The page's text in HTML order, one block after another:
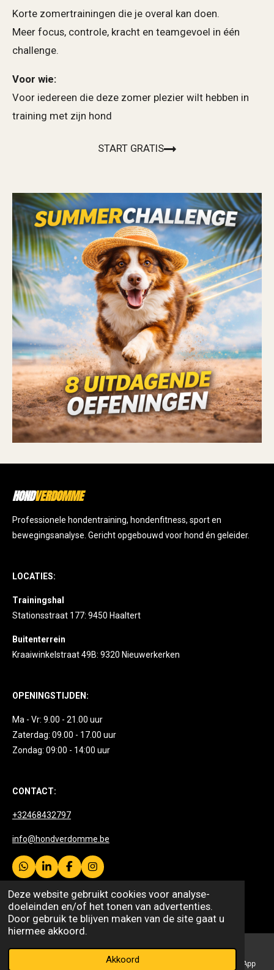
Deze website gebruikt cookies voor analyse-
doeleinden en/of het tonen van advertenties.
Door gebruik te blijven maken van de site gaat u
hiermee akkoord.
Akkoord
Korte zomertrainingen die je overal kan doen.
Meer focus, controle, kracht en teamgevoel in één
challenge.
Voor wie:
Voor iedereen die deze zomer plezier wilt hebben in
training met zijn hond
START GRATIS
HONDVERDOMME
Professionele hondentraining, hondenfitness, sport en
bewegingsanalyse. Gericht opgebouwd voor hond én geleider.
LOCATIES:
Trainingshal
Stationsstraat 177: 9450 Haaltert
Buitenterrein
Kraaiwinkelstraat 49B: 9320 Nieuwerkerken
OPENINGSTIJDEN:
Ma - Vr: 9.00 - 21.00 uur
Zaterdag: 09.00 - 17.00 uur
Zondag: 09:00 - 14:00 uur
CONTACT:
+32468432797
info@hondverdomme.be
W
h
a
t
s
A
p
L
i
n
k
e
d
F
a
c
e
b
o
o
I
n
s
t
a
g
Powered by JouwWeb
Telefoonnummer WhatsApp